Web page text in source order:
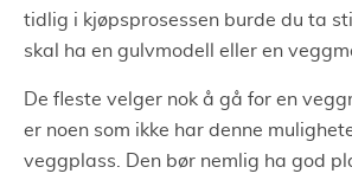
tidlig i kjøpsprosessen burde du ta
skal ha en gulvmodell eller en
De fleste velger nok å gå for en
er noen som ikke har denne
veggplass. Den bør nemlig ha god